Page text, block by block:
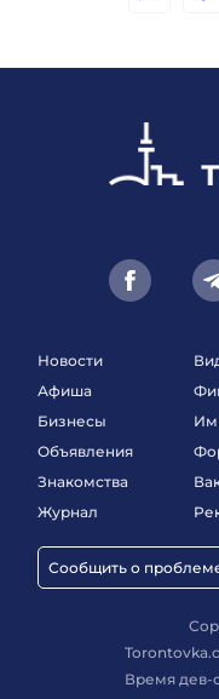
Новости
Афиша
Бизнесы
Объявления
Знакомства
Журнал
Сообщить о
Время дев-